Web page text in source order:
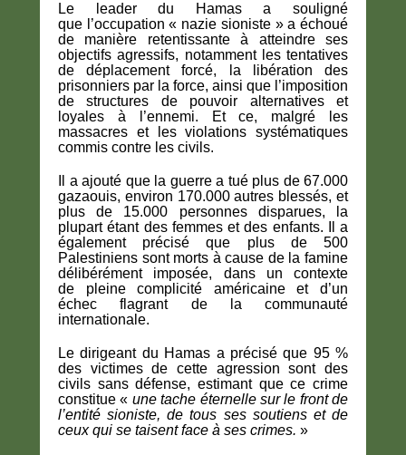
Le leader du Hamas a souligné
que l’occupation « nazie sioniste »a échoué
de manière retentissante à atteindre ses
objectifs agressifs, notamment les tentatives
de déplacement forcé, la libération des
prisonniers par la force, ainsi que l’imposition
de structures de pouvoir alternatives et
loyales à l’ennemi. Et ce, malgré les
massacres et les violations systématiques
commis contre les civils.
Il a ajouté que la guerre a tué plus de 67.000
gazaouis, environ 170.000 autres blessés, et
plus de 15.000 personnes disparues, la
plupart étant des femmes et des enfants. Il a
également précisé que plus de 500
Palestiniens sont morts à cause de la famine
délibérément imposée, dans un contexte
de pleine complicité américaine et d’un
échec flagrant de la communauté
internationale.
Le dirigeant du Hamas a précisé que 95 %
des victimes de cette agression sont des
civils sans défense, estimant que ce crime
constitue« une tache éternelle sur le front de
l’entité sioniste, de tous ses soutiens et de
ceux qui se taisent face à ses crimes. »